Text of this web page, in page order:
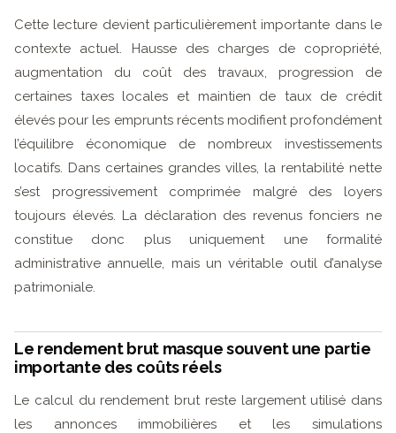
Cette lecture devient particulièrement importante dans le
contexte actuel. Hausse des charges de copropriété,
augmentation du coût des travaux, progression de
certaines taxes locales et maintien de taux de crédit
élevés pour les emprunts récents modifient profondément
l’équilibre économique de nombreux investissements
locatifs. Dans certaines grandes villes, la rentabilité nette
s’est progressivement comprimée malgré des loyers
toujours élevés. La déclaration des revenus fonciers ne
constitue donc plus uniquement une formalité
administrative annuelle, mais un véritable outil d’analyse
patrimoniale.
Le rendement brut masque souvent une partie
importante des coûts réels
Le calcul du rendement brut reste largement utilisé dans
les annonces immobilières et les simulations